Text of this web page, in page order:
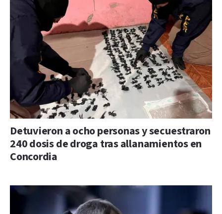
Detuvieron a ocho personas y secuestraron
240 dosis de droga tras allanamientos en
Concordia